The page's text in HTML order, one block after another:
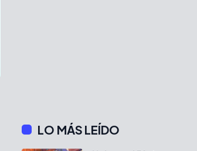
LO MÁS LEÍDO